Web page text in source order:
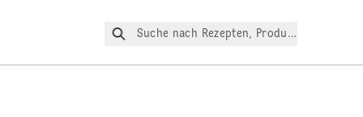
Suche nach Rezepten, Produkte, etc.